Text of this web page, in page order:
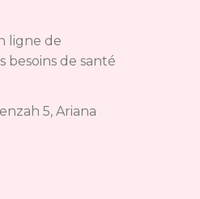
ligne de
besoins de santé
5, Ariana